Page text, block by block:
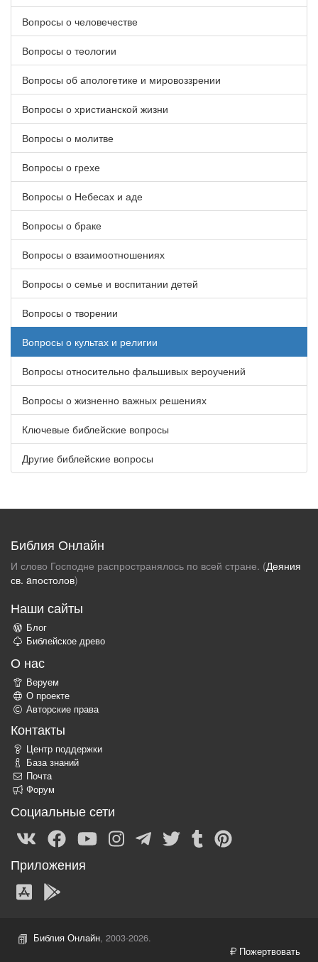
Вопросы о человечестве
Вопросы о теологии
Вопросы об апологетике и мировоззрении
Вопросы о христианской жизни
Вопросы о молитве
Вопросы о грехе
Вопросы о Небесах и аде
Вопросы о браке
Вопросы о взаимоотношениях
Вопросы о семье и воспитании детей
Вопросы о творении
Вопросы о культах и религии
Вопросы относительно фальшивых вероучений
Вопросы о жизненно важных решениях
Ключевые библейские вопросы
Другие библейские вопросы
Библия Онлайн
И слово Господне распространялось по всей стране. (Деяния
св. aпостолов)
Наши сайты
Блог
Библейское древо
О нас
Веруем
О проекте
Авторские права
Контакты
Центр поддержки
База знаний
Почта
Форум
Социальные сети
Приложения
Библия Онлайн, 2003-2026.
Пожертвовать